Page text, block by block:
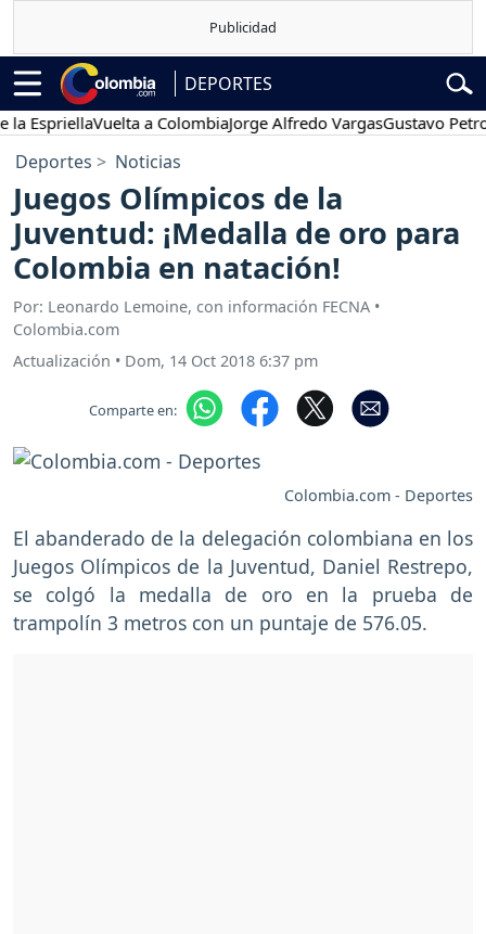
DEPORTES
Vuelta a ColombiaJorge Alfredo VargasGustavo Petro
Deportes Noticias
Juegos Olímpicos de la
Juventud: ¡Medalla de oro para
Colombia en natación!
Por: Leonardo Lemoine, con información FECNA •
Colombia.com
Actualización • Dom, 14 Oct 2018 6:37 pm
Comparte en:
Colombia.com - Deportes
El abanderado de la delegación colombiana en los
Juegos Olímpicos de la Juventud, Daniel Restrepo,
se colgó la medalla de oro en la prueba de
trampolín 3 metros con un puntaje de 576.05.